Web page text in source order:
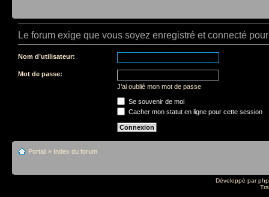
Le forum exige que vous soyez enregistré et connecté
Nom d’utilisateur:
Mot de passe:
J’ai oublié mon mot de passe
Se souvenir de moi
Cacher mon statut en ligne pour cette session
Portail » Index du forum
Développé par